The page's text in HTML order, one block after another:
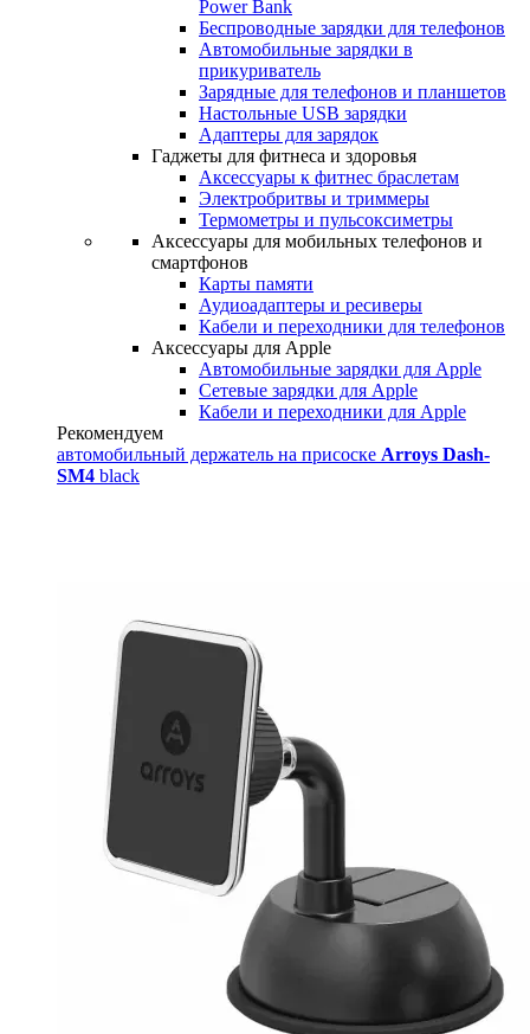
Power Bank
Беспроводные зарядки для телефонов
Автомобильные зарядки в
прикуриватель
Зарядные для телефонов и планшетов
Настольные USB зарядки
Адаптеры для зарядок
Гаджеты для фитнеса и здоровья
Аксессуары к фитнес браслетам
Электробритвы и триммеры
Термометры и пульсоксиметры
Аксессуары для мобильных телефонов и
смартфонов
Карты памяти
Аудиоадаптеры и ресиверы
Кабели и переходники для телефонов
Аксессуары для Apple
Автомобильные зарядки для Apple
Сетевые зарядки для Apple
Кабели и переходники для Apple
Рекомендуем
автомобильный держатель на присоске Arroys Dash-
SM4 black